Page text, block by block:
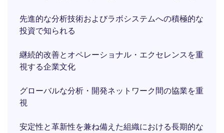
先進的な分析技術およびラボシステムへの積極的な
投資で知られる
継続的改善とオペレーショナル・エクセレンスを重
視する企業文化
グローバルな分析・開発ネットワーク間の協業を重
視
安定性と革新性を兼ね備えた組織における長期的な